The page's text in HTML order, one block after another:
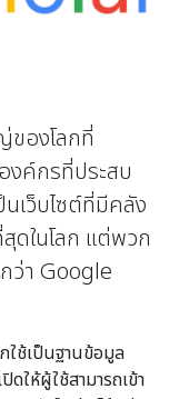
องโลกที่
งค์กรที่ประสบ
นเว็บไซต์ที่มีคลัง
ดในโลก แต่พวก
ว่า Google
ช้เป็นฐานข้อมูล
ให้ผู้ใช้สามารถเข้า